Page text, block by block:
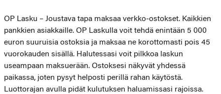
OP Lasku – Joustava tapa maksaa verkko-ostokset. Kaikkien
pankkien asiakkaille. OP Laskulla voit tehdä enintään 5 000
euron suuruisia ostoksia ja maksaa ne korottomasti pois 45
vuorokauden sisällä. Halutessasi voit pilkkoa laskun
useampaan maksuerään. Ostoksesi näkyvät yhdessä
paikassa, joten pysyt helposti perillä rahan käytöstä.
Luottorajan avulla pidät kulutuksen haluamissasi rajoissa.